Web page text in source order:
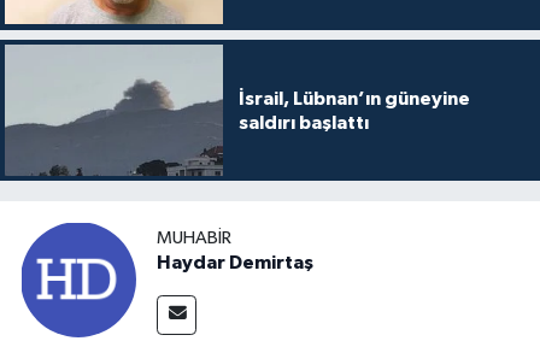
İsrail, Lübnan’ın güneyine
saldırı başlattı
MUHABIR
Haydar Demirtaş